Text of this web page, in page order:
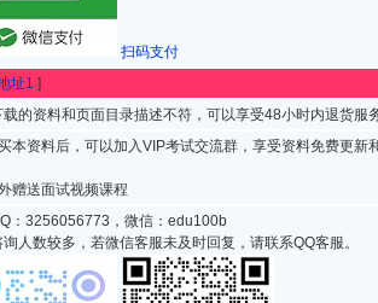
扫码支付
址1 ]
载的资料和页面目录描述不符，可以享受48小时内退货服
本资料后，可以加入VIP考试交流群，享受资料免费更新
赠送面试视频课程
：3256056773，微信：edu100b
人数较多，若微信客服未及时回复，请联系QQ客服。